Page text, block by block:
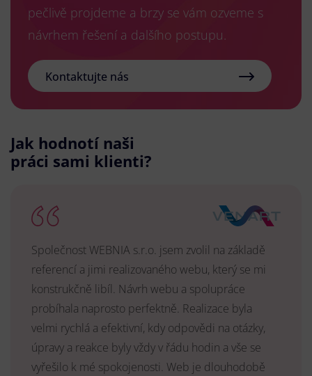
pečlivě projdeme a brzy se vám ozveme s
návrhem řešení a dalšího postupu.
Kontaktujte nás
Jak hodnotí naši
práci sami klienti?
Společnost WEBNIA s.r.o. jsem zvolil na základě
referencí a jimi realizovaného webu, který se mi
konstrukčně libíl. Návrh webu a spolupráce
probíhala naprosto perfektně. Realizace byla
velmi rychlá a efektivní, kdy odpovědi na otázky,
úpravy a reakce byly vždy v řádu hodin a vše se
vyřešilo k mé spokojenosti. Web je dlouhodobě